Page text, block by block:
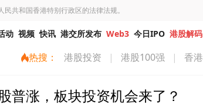
共和国香港特别行政区的法律法规。
动 视频 快讯 港交所发布 Web3 今日IPO 港股解码
热搜： 港股投资 | 港股100强 | 香港
普涨，板块投资机会来了？